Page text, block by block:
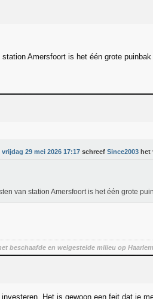
station Amersfoort is het één grote
vrijdag 29 mei 2026 17:17 schreef Since2003 het
van station Amersfoort is het één grote
beschaafde en welgestelde milieu op
Het is gewoon een feit dat je